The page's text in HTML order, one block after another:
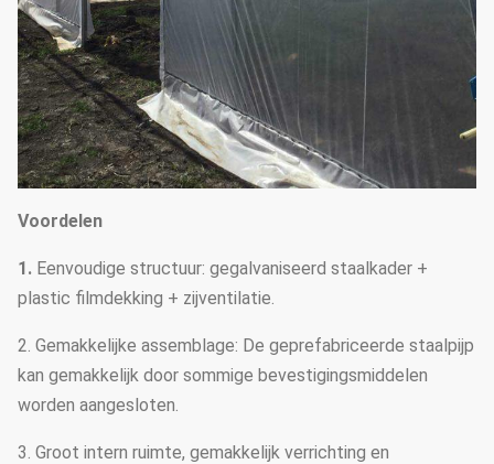
Voordelen
1. Eenvoudige structuur: gegalvaniseerd staalkader +
plastic filmdekking + zijventilatie.
2. Gemakkelijke assemblage: De geprefabriceerde staalpijp
kan gemakkelijk door sommige bevestigingsmiddelen
worden aangesloten.
3. Groot intern ruimte, gemakkelijk verrichting en